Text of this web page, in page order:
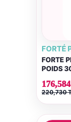
FORTÉ
FORTE
POIDS
220,730